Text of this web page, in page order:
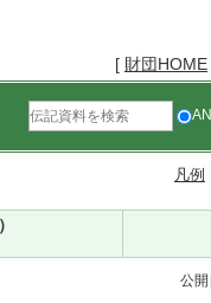
[ 財団HOME
凡例
公